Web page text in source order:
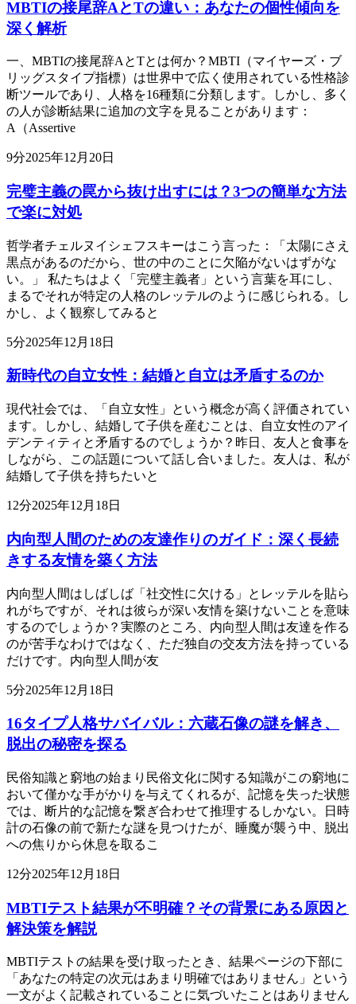
MBTIの接尾辞AとTの違い：あなたの個性傾向を
深く解析
一、MBTIの接尾辞AとTとは何か？MBTI（マイヤーズ・ブ
リッグスタイプ指標）は世界中で広く使用されている性格診
断ツールであり、人格を16種類に分類します。しかし、多く
の人が診断結果に追加の文字を見ることがあります：
A（Assertive
9分2025年12月20日
完璧主義の罠から抜け出すには？3つの簡単な方法
で楽に対処
哲学者チェルヌイシェフスキーはこう言った：「太陽にさえ
黒点があるのだから、世の中のことに欠陥がないはずがな
い。」 私たちはよく「完璧主義者」という言葉を耳にし、
まるでそれが特定の人格のレッテルのように感じられる。し
かし、よく観察してみると
5分2025年12月18日
新時代の自立女性：結婚と自立は矛盾するのか
現代社会では、「自立女性」という概念が高く評価されてい
ます。しかし、結婚して子供を産むことは、自立女性のアイ
デンティティと矛盾するのでしょうか？昨日、友人と食事を
しながら、この話題について話し合いました。友人は、私が
結婚して子供を持ちたいと
12分2025年12月18日
内向型人間のための友達作りのガイド：深く長続
きする友情を築く方法
内向型人間はしばしば「社交性に欠ける」とレッテルを貼ら
れがちですが、それは彼らが深い友情を築けないことを意味
するのでしょうか？実際のところ、内向型人間は友達を作る
のが苦手なわけではなく、ただ独自の交友方法を持っている
だけです。内向型人間が友
5分2025年12月18日
16タイプ人格サバイバル：六蔵石像の謎を解き、
脱出の秘密を探る
民俗知識と窮地の始まり民俗文化に関する知識がこの窮地に
おいて僅かな手がかりを与えてくれるが、記憶を失った状態
では、断片的な記憶を繋ぎ合わせて推理するしかない。日時
計の石像の前で新たな謎を見つけたが、睡魔が襲う中、脱出
への焦りから休息を取るこ
12分2025年12月18日
MBTIテスト結果が不明確？その背景にある原因と
解決策を解説
MBTIテストの結果を受け取ったとき、結果ページの下部に
「あなたの特定の次元はあまり明確ではありません」という
一文がよく記載されていることに気づいたことはありません